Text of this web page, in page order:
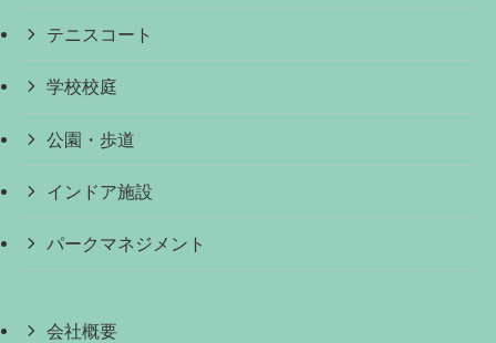
テニスコート
学校校庭
公園・歩道
インドア施設
パークマネジメント
会社概要